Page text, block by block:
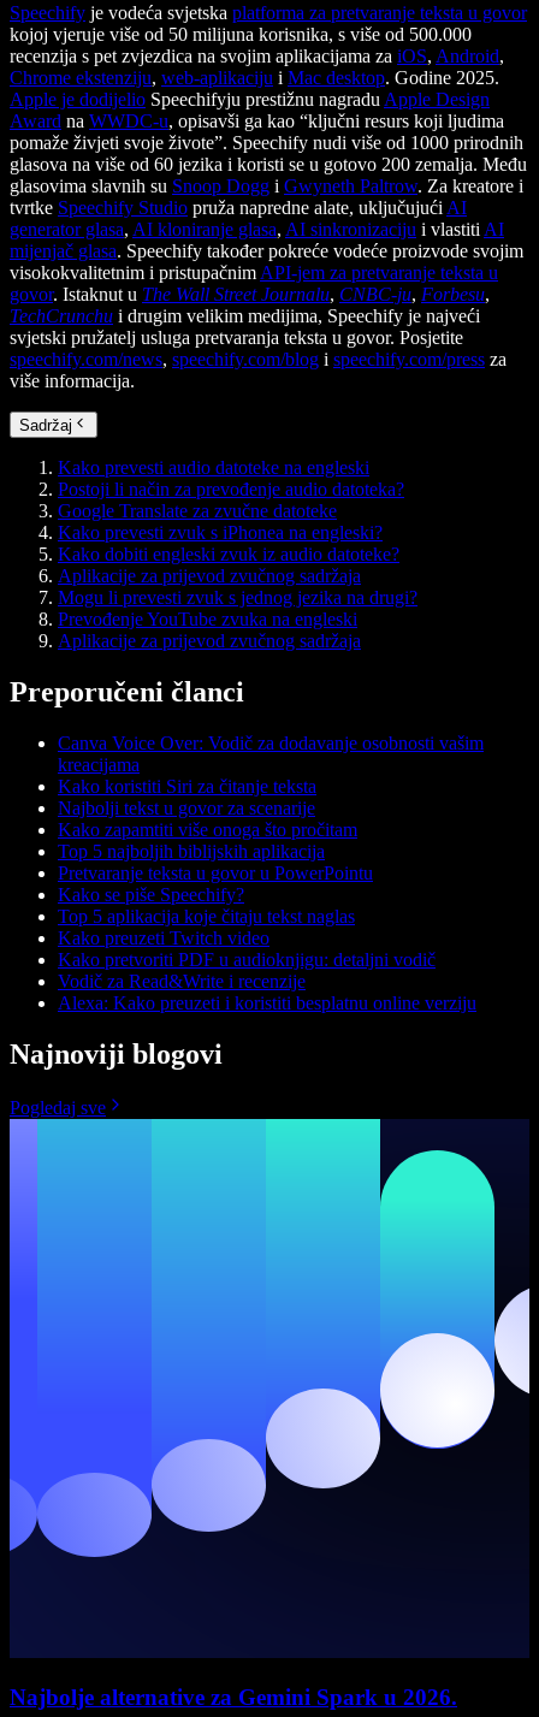
Speechify je vodeća svjetska platforma za pretvaranje teksta u govor
kojoj vjeruje više od 50 milijuna korisnika, s više od 500.000
recenzija s pet zvjezdica na svojim aplikacijama za iOS, Android,
Chrome ekstenziju, web-aplikaciju i Mac desktop. Godine 2025.
Apple je dodijelio Speechifyju prestižnu nagradu Apple Design
Award na WWDC-u, opisavši ga kao “ključni resurs koji ljudima
pomaže živjeti svoje živote”. Speechify nudi više od 1000 prirodnih
glasova na više od 60 jezika i koristi se u gotovo 200 zemalja. Među
glasovima slavnih su Snoop Dogg i Gwyneth Paltrow. Za kreatore i
tvrtke Speechify Studio pruža napredne alate, uključujući AI
generator glasa, AI kloniranje glasa, AI sinkronizaciju i vlastiti AI
mijenjač glasa. Speechify također pokreće vodeće proizvode svojim
visokokvalitetnim i pristupačnim API-jem za pretvaranje teksta u
govor. Istaknut u The Wall Street Journalu, CNBC-ju, Forbesu,
TechCrunchu i drugim velikim medijima, Speechify je najveći
svjetski pružatelj usluga pretvaranja teksta u govor. Posjetite
speechify.com/news, speechify.com/blog i speechify.com/press za
više informacija.
Sadržaj
Kako prevesti audio datoteke na engleski
Postoji li način za prevođenje audio datoteka?
Google Translate za zvučne datoteke
Kako prevesti zvuk s iPhonea na engleski?
Kako dobiti engleski zvuk iz audio datoteke?
Aplikacije za prijevod zvučnog sadržaja
Mogu li prevesti zvuk s jednog jezika na drugi?
Prevođenje YouTube zvuka na engleski
Aplikacije za prijevod zvučnog sadržaja
Preporučeni članci
Canva Voice Over: Vodič za dodavanje osobnosti vašim
kreacijama
Kako koristiti Siri za čitanje teksta
Najbolji tekst u govor za scenarije
Kako zapamtiti više onoga što pročitam
Top 5 najboljih biblijskih aplikacija
Pretvaranje teksta u govor u PowerPointu
Kako se piše Speechify?
Top 5 aplikacija koje čitaju tekst naglas
Kako preuzeti Twitch video
Kako pretvoriti PDF u audioknjigu: detaljni vodič
Vodič za Read&Write i recenzije
Alexa: Kako preuzeti i koristiti besplatnu online verziju
Najnoviji blogovi
Pogledaj sve
Najbolje alternative za Gemini Spark u 2026.